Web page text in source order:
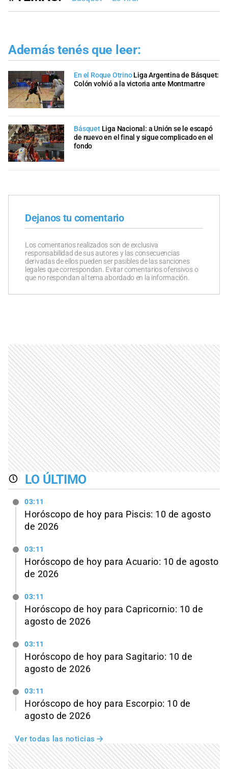
Además tenés que leer:
En el Roque Otrino Liga Argentina de Básquet:
Colón volvió a la victoria ante Montmartre
Básquet Liga Nacional: a Unión se le escapó
de nuevo en el final y sigue complicado en el
fondo
Dejanos tu comentario
Los comentarios realizados son de exclusiva
responsabilidad de sus autores y las consecuencias
derivadas de ellos pueden ser pasibles de las sanciones
legales que correspondan. Evitar comentarios ofensivos o
que no respondan al tema abordado en la información.
LO ÚLTIMO
03:11
Horóscopo de hoy para Piscis: 10 de agosto
de 2026
03:11
Horóscopo de hoy para Acuario: 10 de agosto
de 2026
03:11
Horóscopo de hoy para Capricornio: 10 de
agosto de 2026
03:11
Horóscopo de hoy para Sagitario: 10 de
agosto de 2026
03:11
Horóscopo de hoy para Escorpio: 10 de
agosto de 2026
Ver todas las noticias